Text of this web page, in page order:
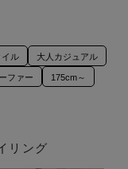
イル 大人カジュアル
ファー 175cm～
リング